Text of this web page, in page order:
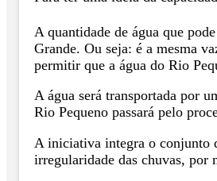
A quantidade de água que
Grande. Ou seja: é a mesma
permitir que a água do Rio
A água será transportada por
Rio Pequeno passará pelo
A iniciativa integra o conjunto
irregularidade das chuvas, por